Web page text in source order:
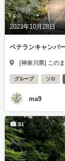
2023年10月28日
ベテランキャンパ
[神奈川県] この
グループ ソロ
ma9
51